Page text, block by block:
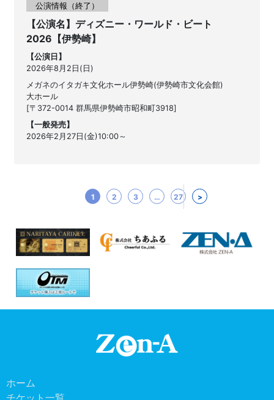
公演情報（終了）
【公演名】ディズニー・ワールド・ビート
2026【伊勢崎】
【公演日】
2026年8月2日(日)
メガネのイタガキ文化ホール伊勢崎(伊勢崎市文化会館)
大ホール
[〒372-0014 群馬県伊勢崎市昭和町3918]
【一般発売】
2026年2月27日(金)10:00～
1 2 3 … 27 >
ホーム
チケット一覧